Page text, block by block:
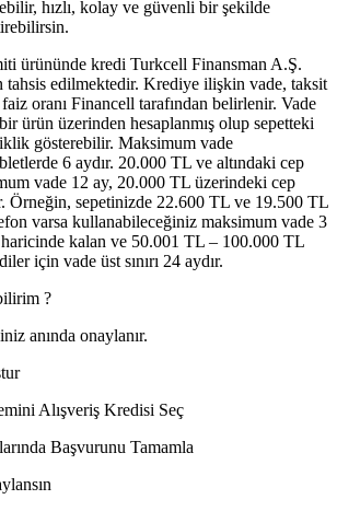
hızlı, kolay ve güvenli bir şekilde
ürününde kredi Turkcell Finansman A.Ş.
tahsis edilmektedir. Krediye ilişkin vade, taksit
oranı Financell tarafından belirlenir. Vade
ürün üzerinden hesaplanmış olup sepetteki
gösterebilir. Maksimum vade
6 aydır. 20.000 TL ve altındaki cep
vade 12 ay, 20.000 TL üzerindeki cep
Örneğin, sepetinizde 22.600 TL ve 19.500 TL
varsa kullanabileceğiniz maksimum vade 3
kalan ve 50.001 TL – 100.000 TL
için vade üst sınırı 24 aydır.
?
anında onaylanır.
Alışveriş Kredisi Seç
Başvurunu Tamamla